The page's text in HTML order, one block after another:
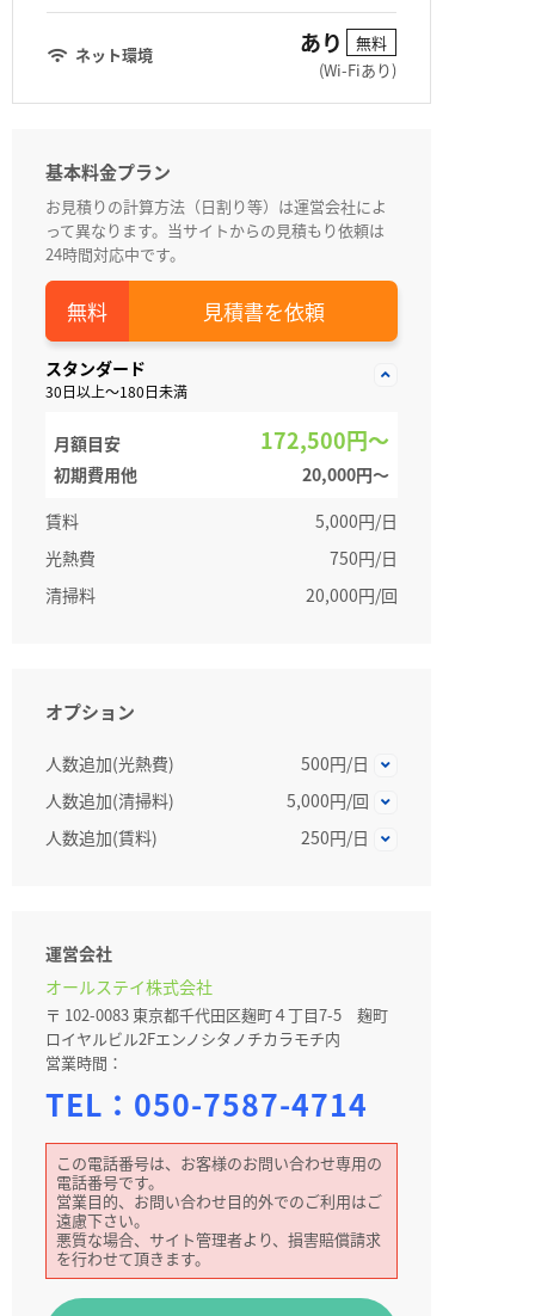
ネット環境 あり
無料
(Wi-Fiあり)
基本料金プラン
お見積りの計算方法（日割り等）は運営会社によ
って異なります。当サイトからの見積もり依頼は
24時間対応中です。
見積書を依頼
スタンダード
30日以上～180日未満
月額目安 172,500円～
初期費用他
20,000円〜
賃料
5,000円/日
光熱費
750円/日
清掃料
20,000円/回
オプション
人数追加(光熱費)
500円/日
人数追加(清掃料)
5,000円/回
人数追加(賃料)
250円/日
運営会社
オールステイ株式会社
〒 102-0083 東京都千代田区麹町４丁目7-5 麹町
ロイヤルビル2Fエンノシタノチカラモチ内
営業時間：
TEL： 050-7587-4714
この電話番号は、お客様のお問い合わせ専用の
電話番号です。
営業目的、お問い合わせ目的外でのご利用はご
遠慮下さい。
悪質な場合、サイト管理者より、損害賠償請求
を行わせて頂きます。